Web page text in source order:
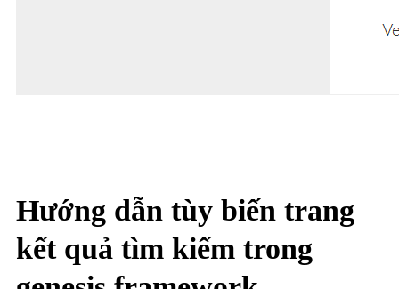
Hướng dẫn tùy biến trang
kết quả tìm kiếm trong